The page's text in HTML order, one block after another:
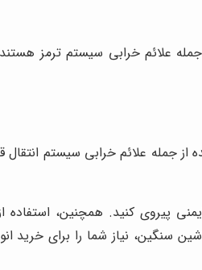
علائم خرابی سیستم ترمز
از جمله علائم خرابی سیستم
پیروی کنید. همچنین،
سنگین، نیاز شما را برای خرید